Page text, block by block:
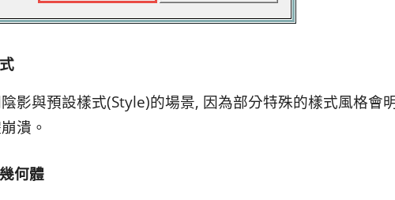
影與預設樣式(Style)的場景, 因為部分特殊的樣式風格會
潰。
何體